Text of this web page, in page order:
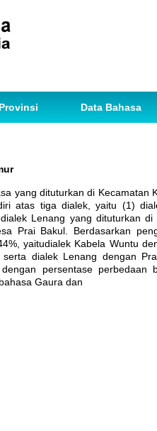
Data Bahasa
yang dituturkan di
atas tiga dialek, yaitu (1)
Lenang yang dituturkan
Prai Bakul. Berdasarkan
yaitudialek Kabela Wuntu
dialek Lenang dengan
persentase
Gaura dan